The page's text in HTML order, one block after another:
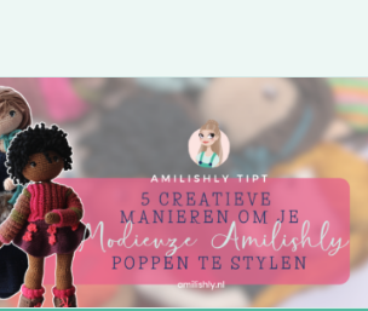
Waarom spelen met poppen zo waardevol
Amilishly Tipt
Blog